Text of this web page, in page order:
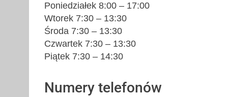
Poniedziałek 8:00 – 17:00
Wtorek 7:30 – 13:30
Środa 7:30 – 13:30
Czwartek 7:30 – 13:30
Piątek 7:30 – 14:30
Numery telefonów